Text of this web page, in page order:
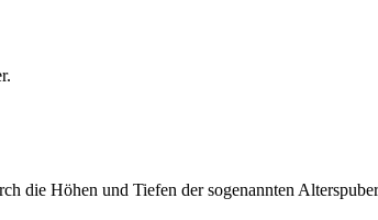
die Höhen und Tiefen der sogenannten